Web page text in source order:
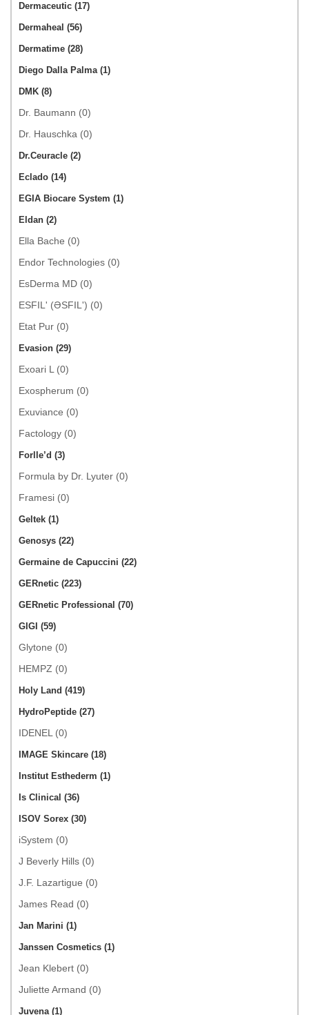
Dermaceutic (17)
Dermaheal (56)
Dermatime (28)
Diego Dalla Palma (1)
DMK (8)
Dr. Baumann (0)
Dr. Hauschka (0)
Dr.Ceuracle (2)
Eclado (14)
EGIA Biocare System (1)
Eldan (2)
Ella Bache (0)
Endor Technologies (0)
EsDerma MD (0)
ESFIL' (ƏSFIL') (0)
Etat Pur (0)
Evasion (29)
Exoari L (0)
Exospherum (0)
Exuviance (0)
Factology (0)
Forlle’d (3)
Formula by Dr. Lyuter (0)
Framesi (0)
Geltek (1)
Genosys (22)
Germaine de Capuccini (22)
GERnetic (223)
GERnetic Professional (70)
GIGI (59)
Glytone (0)
HEMPZ (0)
Holy Land (419)
HydroPeptide (27)
IDENEL (0)
IMAGE Skincare (18)
Institut Esthederm (1)
Is Clinical (36)
ISOV Sorex (30)
iSystem (0)
J Beverly Hills (0)
J.F. Lazartigue (0)
James Read (0)
Jan Marini (1)
Janssen Cosmetics (1)
Jean Klebert (0)
Juliette Armand (0)
Juvena (1)